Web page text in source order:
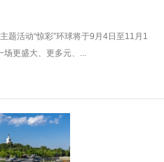
题活动“惊彩”环球将于9月4日至11月1
场更盛大、更多元、...